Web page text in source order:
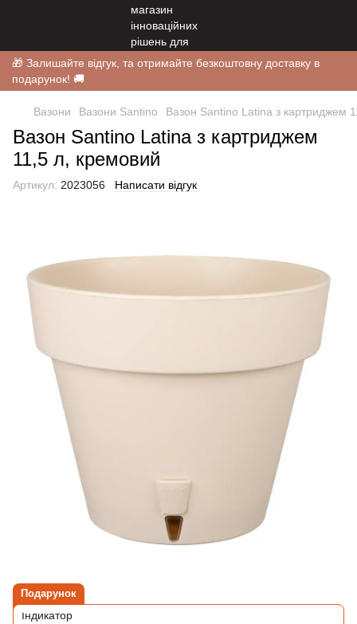
🎁 Залишайте відгук, та отримайте безкоштовну доставку в
подарунок! 🚚
Вазони Вазони Santino Вазон Santino Latina з картриджем
Вазон Santino Latina з картриджем
11,5 л, кремовий
Артикул: 2023056 Написати відгук
Подарунок